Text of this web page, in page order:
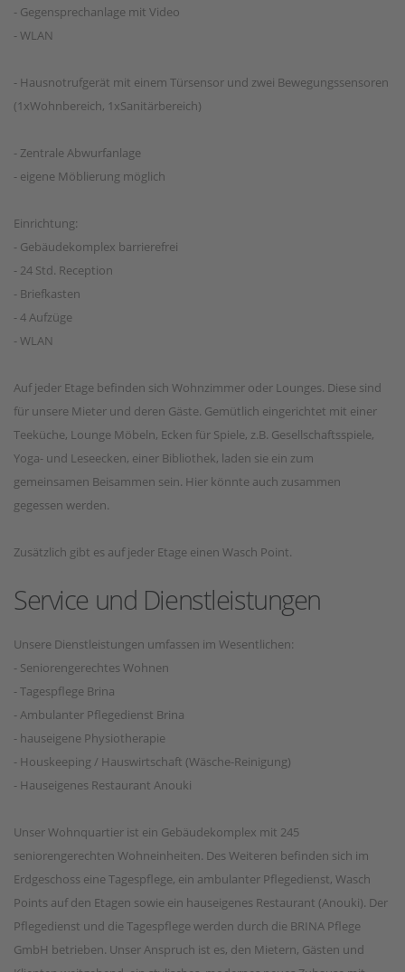
- Gegensprechanlage mit Video
- WLAN
- Hausnotrufgerät mit einem Türsensor und zwei Bewegungssensoren
(1xWohnbereich, 1xSanitärbereich)
- Zentrale Abwurfanlage
- eigene Möblierung möglich
Einrichtung:
- Gebäudekomplex barrierefrei
- 24 Std. Reception
- Briefkasten
- 4 Aufzüge
- WLAN
Auf jeder Etage befinden sich Wohnzimmer oder Lounges. Diese sind
für unsere Mieter und deren Gäste. Gemütlich eingerichtet mit einer
Teeküche, Lounge Möbeln, Ecken für Spiele, z.B. Gesellschaftsspiele,
Yoga- und Leseecken, einer Bibliothek, laden sie ein zum
gemeinsamen Beisammen sein. Hier könnte auch zusammen
gegessen werden.
Zusätzlich gibt es auf jeder Etage einen Wasch Point.
Service und Dienstleistungen
Unsere Dienstleistungen umfassen im Wesentlichen:
- Seniorengerechtes Wohnen
- Tagespflege Brina
- Ambulanter Pflegedienst Brina
- hauseigene Physiotherapie
- Houskeeping / Hauswirtschaft (Wäsche-Reinigung)
- Hauseigenes Restaurant Anouki
Unser Wohnquartier ist ein Gebäudekomplex mit 245
seniorengerechten Wohneinheiten. Des Weiteren befinden sich im
Erdgeschoss eine Tagespflege, ein ambulanter Pflegedienst, Wasch
Points auf den Etagen sowie ein hauseigenes Restaurant (Anouki). Der
Pflegedienst und die Tagespflege werden durch die BRINA Pflege
GmbH betrieben. Unser Anspruch ist es, den Mietern, Gästen und